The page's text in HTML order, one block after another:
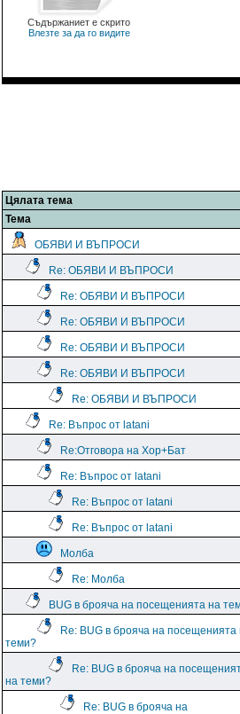
Съдържаниет е скрито
Влезте за да го видите
Цялата тема
Тема
ОБЯВИ И ВЪПРОСИ
Re: ОБЯВИ И ВЪПРОСИ
Re: ОБЯВИ И ВЪПРОСИ
Re: ОБЯВИ И ВЪПРОСИ
Re: ОБЯВИ И ВЪПРОСИ
Re: ОБЯВИ И ВЪПРОСИ
Re: ОБЯВИ И ВЪПРОСИ
Re: Въпрос от latani
Re:Отговора на Хор+Бат
Re: Въпрос от latani
Re: Въпрос от latani
Re: Въпрос от latani
Молба
Re: Молба
BUG в брояча на посещенията на
Re: BUG в брояча на посещенията
теми?
Re: BUG в брояча на
на теми?
Re: BUG в брояча на